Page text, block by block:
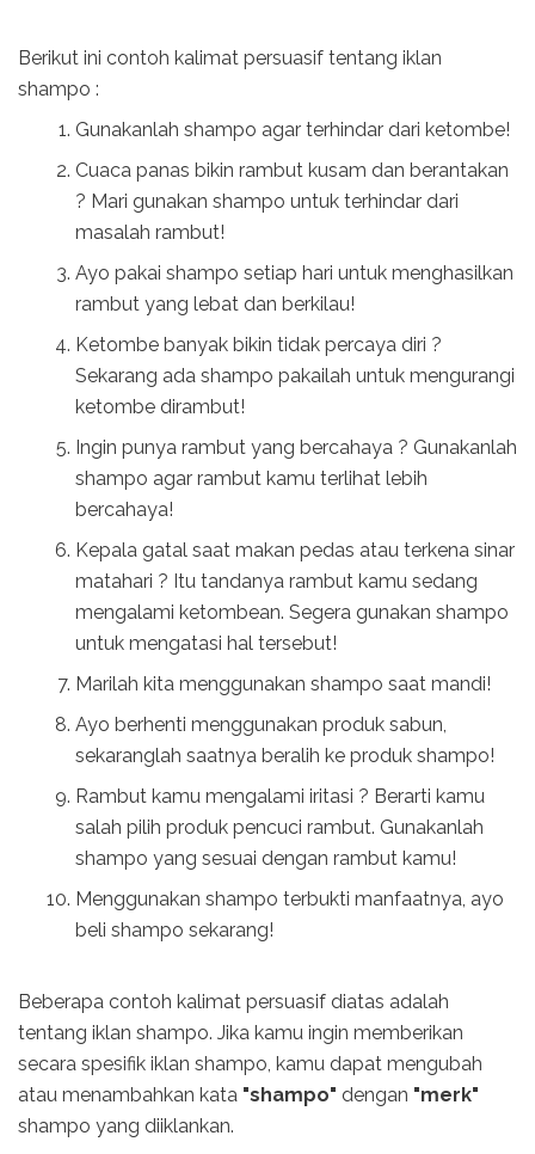
Berikut ini contoh kalimat persuasif tentang iklan
shampo :
Gunakanlah shampo agar terhindar dari ketombe!
Cuaca panas bikin rambut kusam dan berantakan
? Mari gunakan shampo untuk terhindar dari
masalah rambut!
Ayo pakai shampo setiap hari untuk menghasilkan
rambut yang lebat dan berkilau!
Ketombe banyak bikin tidak percaya diri ?
Sekarang ada shampo pakailah untuk mengurangi
ketombe dirambut!
Ingin punya rambut yang bercahaya ? Gunakanlah
shampo agar rambut kamu terlihat lebih
bercahaya!
Kepala gatal saat makan pedas atau terkena sinar
matahari ? Itu tandanya rambut kamu sedang
mengalami ketombean. Segera gunakan shampo
untuk mengatasi hal tersebut!
Marilah kita menggunakan shampo saat mandi!
Ayo berhenti menggunakan produk sabun,
sekaranglah saatnya beralih ke produk shampo!
Rambut kamu mengalami iritasi ? Berarti kamu
salah pilih produk pencuci rambut. Gunakanlah
shampo yang sesuai dengan rambut kamu!
Menggunakan shampo terbukti manfaatnya, ayo
beli shampo sekarang!
Beberapa contoh kalimat persuasif diatas adalah
tentang iklan shampo. Jika kamu ingin memberikan
secara spesifik iklan shampo, kamu dapat mengubah
atau menambahkan kata "shampo" dengan "merk"
shampo yang diiklankan.